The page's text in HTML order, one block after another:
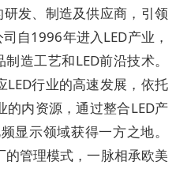
发、制造及供应商，引领
自1996年进入LED产业，
造工艺和LED前沿技术。
行业的高速发展，依托
的内资源，通过整合LED产
显示领域获得一方之地。
管理模式，一脉相承欧美